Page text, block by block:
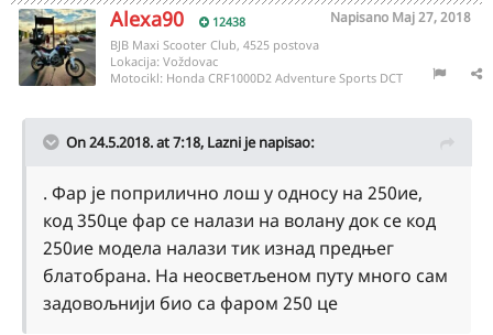
Alexa90 12438 Napisano Maj 27, 2018
BJB Maxi Scooter Club, 4525 postova
Lokacija: Voždovac
Motocikl: Honda CRF1000D2 Adventure Sports DCT
On 24.5.2018. at 7:18, Lazni je napisao:
. Фар је поприлично лош у односу на 250ие,
код 350це фар се налази на волану док се код
250ие модела налази тик изнад предњег
блатобрана. На неосветљеном путу много сам
задовољнији био са фаром 250 це